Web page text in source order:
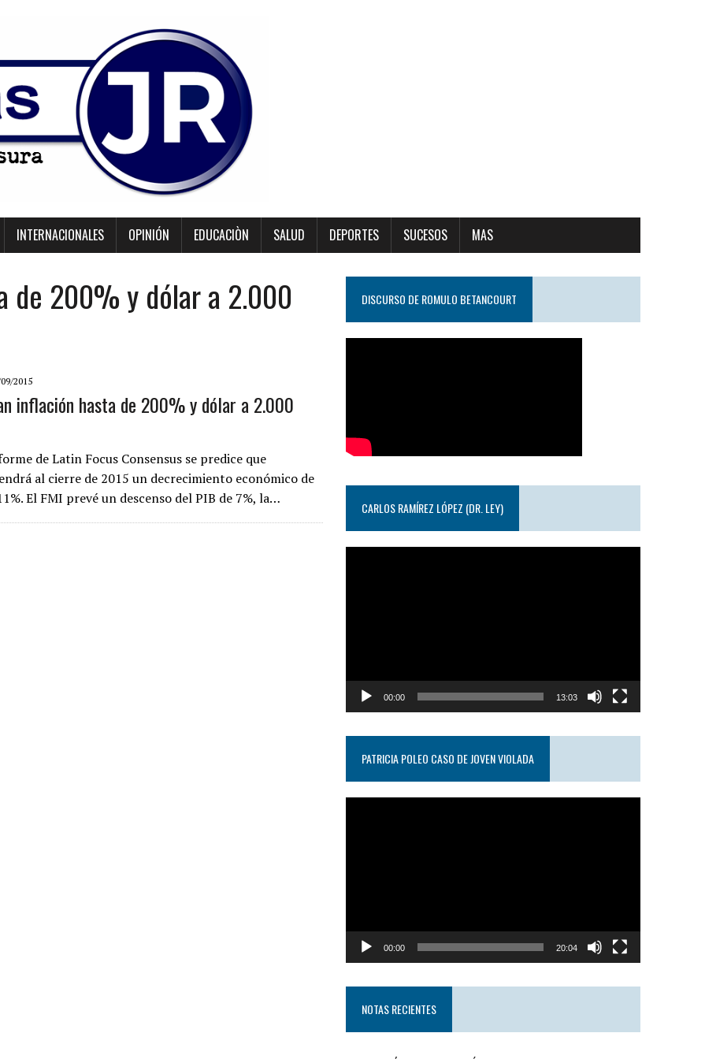
INTERNACIONALES OPINIÓN EDUCACIÒN SALUD DEPORTES SUCESOS MAS
de 200% y dólar a 2.000
2015
inflación hasta de 200% y dólar a 2.000
de Latin Focus Consensus se predice que
al cierre de 2015 un decrecimiento económico de
El FMI prevé un descenso del PIB de 7%, la…
DISCURSO DE ROMULO BETANCOURT
CARLOS RAMÍREZ LÓPEZ (DR. LEY)
00:00 13:03
PATRICIA POLEO CASO DE JOVEN VIOLADA
00:00 20:04
NOTAS RECIENTES